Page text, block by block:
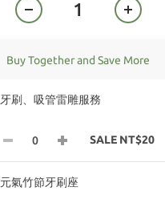
Buy Together and Save More
牙刷、吸管雷雕服務
SALE NT$20
元氣竹節牙刷座